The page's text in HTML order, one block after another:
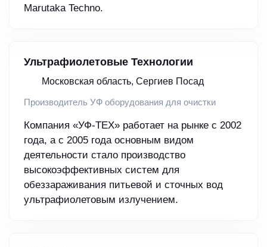
Marutaka Techno.
Ультрафиолетовые Технологии
Московская область, Сергиев Посад
Производитель УФ оборудования для очистки
Компания «УФ-ТЕХ» работает на рынке с 2002
года, а с 2005 года основным видом
деятельности стало производство
высокоэффективных систем для
обеззараживания питьевой и сточных вод
ультрафиолетовым излучением.